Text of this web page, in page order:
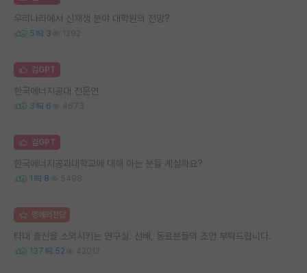
우리나라에서 신재생 분야 대학원의 전망?
5 3 1292
김GPT
한국에너지공대 전문연
3 6 4673
김GPT
한국에너지공과대학교에 대해 아는 분들 계실까요?
1 8 5498
명예의전당
타대 출신을 소외시키는 연구실. 선배, 동료분들의 조언 부탁드립니다.
137 52 42012